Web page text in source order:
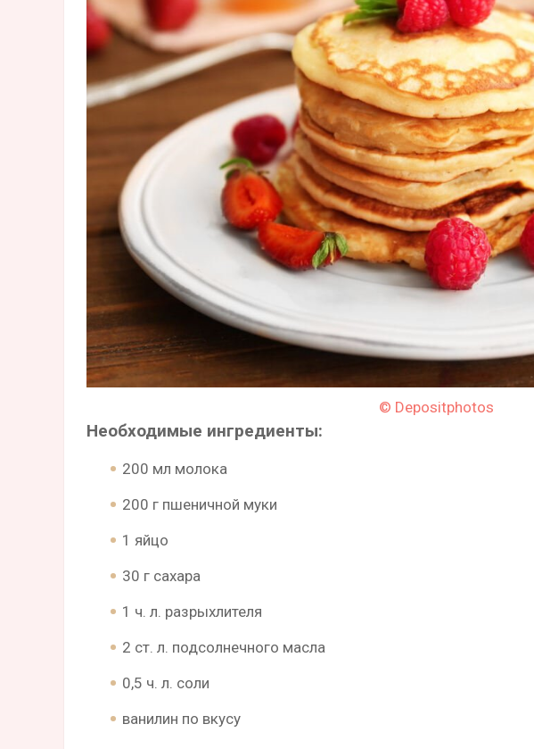
© Depositphotos
Необходимые ингредиенты:
200 мл молока
200 г пшеничной муки
1 яйцо
30 г сахара
1 ч. л. разрыхлителя
2 ст. л. подсолнечного масла
0,5 ч. л. соли
ванилин по вкусу